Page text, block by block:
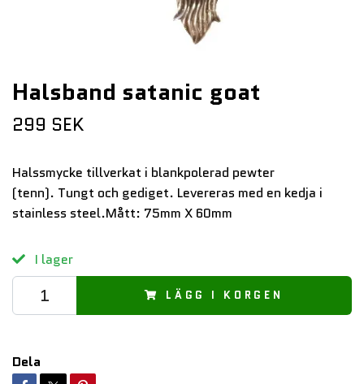
Halsband satanic goat
299 SEK
Halssmycke tillverkat i blankpolerad pewter
(tenn). Tungt och gediget. Levereras med en kedja i
stainless steel.Mått: 75mm X 60mm
I lager
LÄGG I KORGEN
Dela